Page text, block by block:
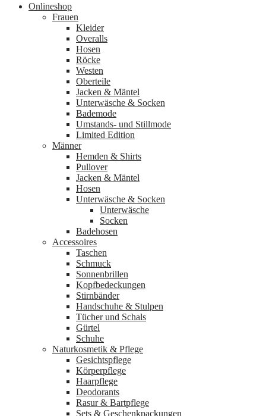
Onlineshop
Frauen
Kleider
Overalls
Hosen
Röcke
Westen
Oberteile
Jacken & Mäntel
Unterwäsche & Socken
Bademode
Umstands- und Stillmode
Limited Edition
Männer
Hemden & Shirts
Pullover
Jacken & Mäntel
Hosen
Unterwäsche & Socken
Unterwäsche
Socken
Badehosen
Accessoires
Taschen
Schmuck
Sonnenbrillen
Kopfbedeckungen
Stirnbänder
Handschuhe & Stulpen
Tücher und Schals
Gürtel
Schuhe
Naturkosmetik & Pflege
Gesichtspflege
Körperpflege
Haarpflege
Deodorants
Rasur & Bartpflege
Sets & Geschenkpackungen